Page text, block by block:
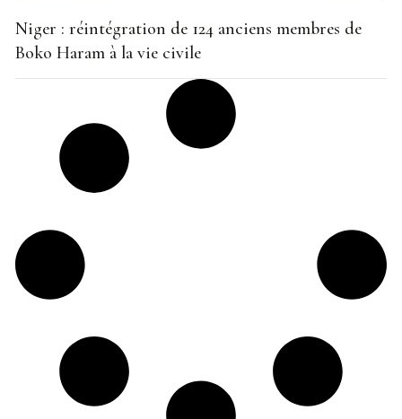
Niger : réintégration de 124 anciens membres de
Boko Haram à la vie civile